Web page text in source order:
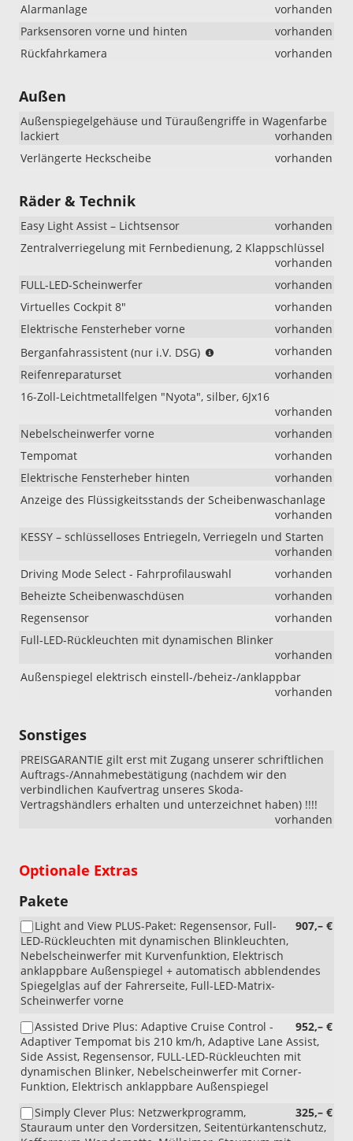
Alarmanlage
vorhanden
Parksensoren vorne und hinten
vorhanden
Rückfahrkamera
vorhanden
Außen
Außenspiegelgehäuse und Türaußengriffe in Wagenfarbe
lackiert
vorhanden
Verlängerte Heckscheibe
vorhanden
Räder & Technik
Easy Light Assist – Lichtsensor
vorhanden
Zentralverriegelung mit Fernbedienung, 2 Klappschlüssel
vorhanden
FULL-LED-Scheinwerfer
vorhanden
Virtuelles Cockpit 8"
vorhanden
Elektrische Fensterheber vorne
vorhanden
Berganfahrassistent (nur i.V. DSG)
vorhanden
Reifenreparaturset
vorhanden
16-Zoll-Leichtmetallfelgen "Nyota", silber, 6Jx16
vorhanden
Nebelscheinwerfer vorne
vorhanden
Tempomat
vorhanden
Elektrische Fensterheber hinten
vorhanden
Anzeige des Flüssigkeitsstands der Scheibenwaschanlage
vorhanden
KESSY – schlüsselloses Entriegeln, Verriegeln und Starten
vorhanden
Driving Mode Select - Fahrprofilauswahl
vorhanden
Beheizte Scheibenwaschdüsen
vorhanden
Regensensor
vorhanden
Full-LED-Rückleuchten mit dynamischen Blinker
vorhanden
Außenspiegel elektrisch einstell-/beheiz-/anklappbar
vorhanden
Sonstiges
PREISGARANTIE gilt erst mit Zugang unserer schriftlichen
Auftrags-/Annahmebestätigung (nachdem wir den
verbindlichen Kaufvertrag unseres Skoda-
Vertragshändlers erhalten und unterzeichnet haben) !!!!
vorhanden
Optionale Extras
Pakete
907,– €
Light and View PLUS-Paket: Regensensor, Full-
LED-Rückleuchten mit dynamischen Blinkleuchten,
Nebelscheinwerfer mit Kurvenfunktion, Elektrisch
anklappbare Außenspiegel + automatisch abblendendes
Spiegelglas auf der Fahrerseite, Full-LED-Matrix-
Scheinwerfer vorne
952,– €
Assisted Drive Plus: Adaptive Cruise Control -
Adaptiver Tempomat bis 210 km/h, Adaptive Lane Assist,
Side Assist, Regensensor, FULL-LED-Rückleuchten mit
dynamischen Blinker, Nebelscheinwerfer mit Corner-
Funktion, Elektrisch anklappbare Außenspiegel
325,– €
Simply Clever Plus: Netzwerkprogramm,
Stauraum unter den Vordersitzen, Seitentürkantenschutz,